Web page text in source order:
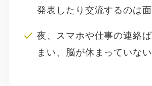
発表したり交流するのは面
夜、スマホや仕事の連絡
まい、脳が休まっていない